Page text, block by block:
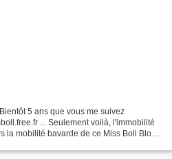
5 ans que vous me suivez
... Seulement voilà, l'immobilité
la mobilité bavarde de ce Miss Boll Blog